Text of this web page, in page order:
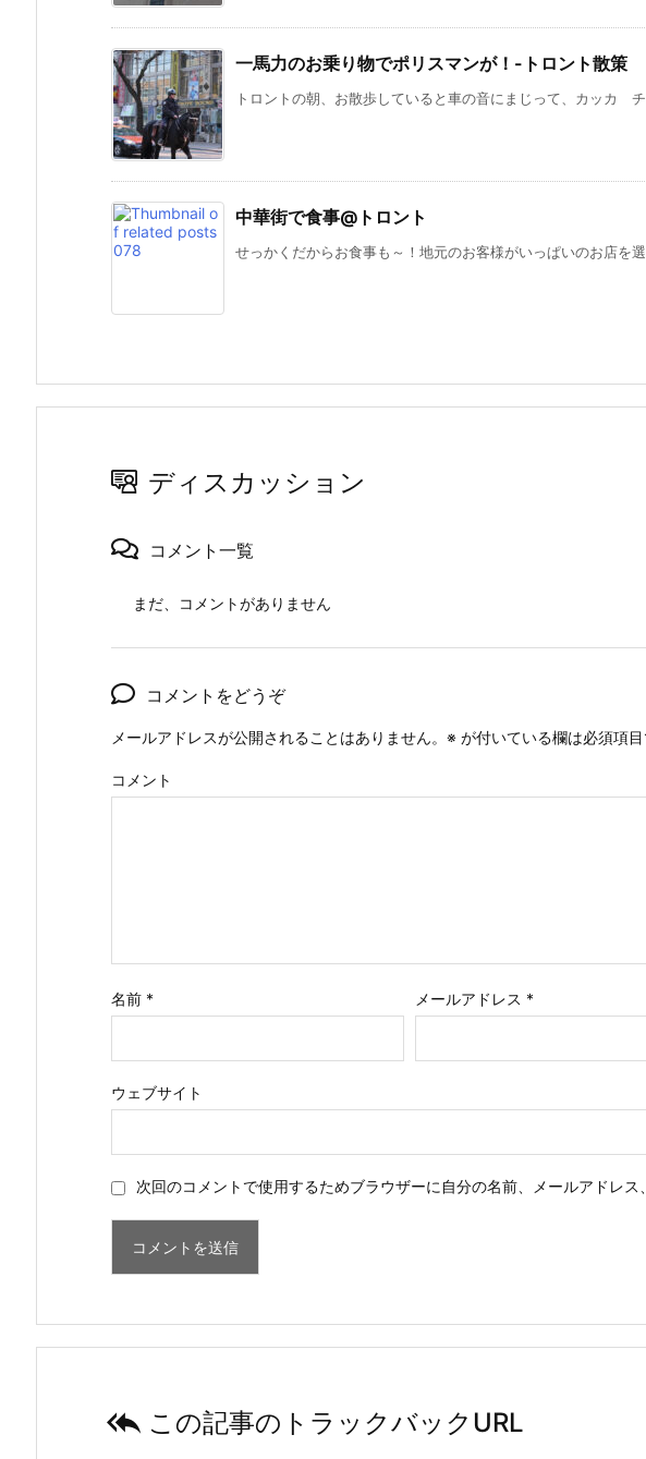
一馬力のお乗り物でポリスマンが！-トロント散策
トロントの朝、お散歩していると車の音にまじって、カッカ
中華街で食事@トロント
せっかくだからお食事も～！地元のお客様がいっぱいのお店を
ディスカッション
コメント一覧
まだ、コメントがありません
コメントをどうぞ
メールアドレスが公開されることはありません。 ※ が付いている欄は必須項
コメント
名前 * メールアドレス *
ウェブサイト
次回のコメントで使用するためブラウザーに自分の名前、メールアドレス
 この記事のトラックバックURL